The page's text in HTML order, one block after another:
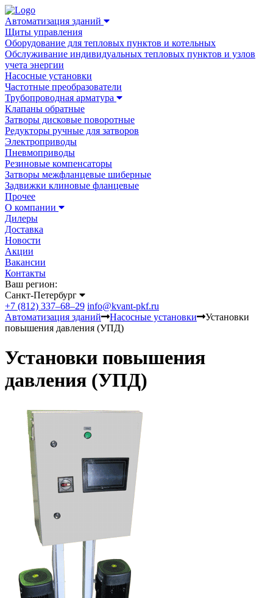
Автоматизация зданий
Щиты управления
Оборудование для тепловых пунктов и котельных
Обслуживание индивидуальных тепловых пунктов и узлов
учета энергии
Насосные установки
Частотные преобразователи
Трубопроводная арматура
Клапаны обратные
Затворы дисковые поворотные
Редукторы ручные для затворов
Электроприводы
Пневмоприводы
Резиновые компенсаторы
Затворы межфланцевые шиберные
Задвижки клиновые фланцевые
Прочее
О компании
Дилеры
Доставка
Новости
Акции
Вакансии
Контакты
Ваш регион:
Санкт-Петербург
+7 (812) 337–68–29 info@kvant-pkf.ru
Автоматизация зданий
Насосные установки
Установки
повышения давления (УПД)
Установки повышения
давления (УПД)